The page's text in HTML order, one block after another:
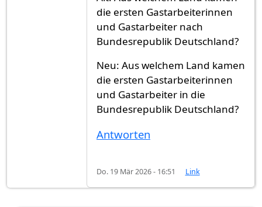
die ersten Gastarbeiterinnen
und Gastarbeiter nach
Bundesrepublik Deutschland?
Neu: Aus welchem Land kamen
die ersten Gastarbeiterinnen
und Gastarbeiter in die
Bundesrepublik Deutschland?
Antworten
Do. 19 Mär 2026 - 16:51 Link